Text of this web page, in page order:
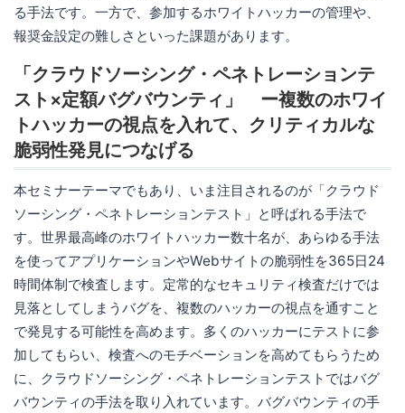
る手法です。一方で、参加するホワイトハッカーの管理や、
報奨金設定の難しさといった課題があります。
「クラウドソーシング・ペネトレーションテ
スト×定額バグバウンティ」 ー複数のホワイ
トハッカーの視点を入れて、クリティカルな
脆弱性発見につなげる
本セミナーテーマでもあり、いま注目されるのが「クラウド
ソーシング・ペネトレーションテスト」と呼ばれる手法で
す。世界最高峰のホワイトハッカー数十名が、あらゆる手法
を使ってアプリケーションやWebサイトの脆弱性を365日24
時間体制で検査します。定常的なセキュリティ検査だけでは
見落としてしまうバグを、複数のハッカーの視点を通すこと
で発見する可能性を高めます。多くのハッカーにテストに参
加してもらい、検査へのモチベーションを高めてもらうため
に、クラウドソーシング・ペネトレーションテストではバグ
バウンティの手法を取り入れています。バグバウンティの手